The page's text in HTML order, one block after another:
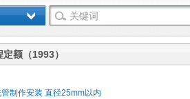
额（1993）
制作安装 直径25mm以内